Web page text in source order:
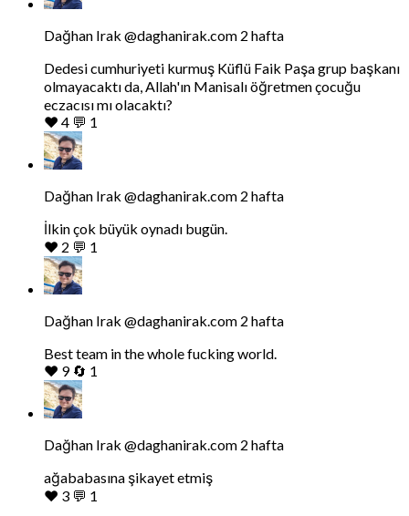
Irak
tarafindan
yazilan
gonderiyi
goruntule
Dağhan Irak @daghanirak.com 2 hafta
Dedesi cumhuriyeti kurmuş Küflü Faik Paşa grup başkanı
olmayacaktı da, Allah'ın Manisalı öğretmen çocuğu
eczacısı mı olacaktı?
❤️ 4 💬 1
Bluesky'da
Dağhan
Irak
tarafindan
yazilan
gonderiyi
goruntule
Dağhan Irak @daghanirak.com 2 hafta
İlkin çok büyük oynadı bugün.
❤️ 2 💬 1
Bluesky'da
Dağhan
Irak
tarafindan
yazilan
gonderiyi
goruntule
Dağhan Irak @daghanirak.com 2 hafta
Best team in the whole fucking world.
❤️ 9 🔄 1
Bluesky'da
Dağhan
Irak
tarafindan
yazilan
gonderiyi
goruntule
Dağhan Irak @daghanirak.com 2 hafta
ağababasına şikayet etmiş
❤️ 3 💬 1